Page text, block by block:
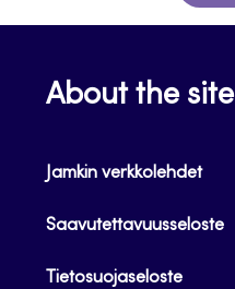
About the site
Jamkin verkkolehdet
Saavutettavuusseloste
Tietosuojaseloste